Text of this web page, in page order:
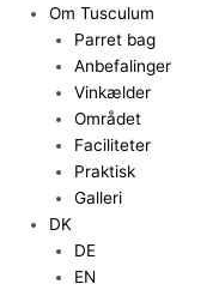
Om Tusculum
Parret bag
Anbefalinger
Vinkælder
Området
Faciliteter
Praktisk
Galleri
DK
DE
EN